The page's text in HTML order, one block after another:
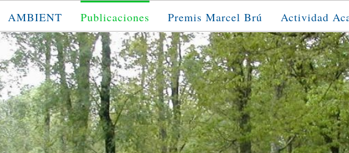
AMBIENT Publicaciones Premis Marcel Brú Actividad